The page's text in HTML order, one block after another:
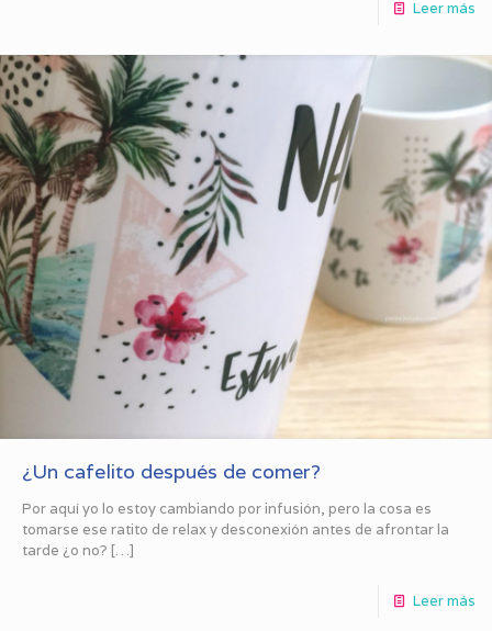
Leer más
¿Un cafelito después de comer?
Por aquí yo lo estoy cambiando por infusión, pero la cosa es
tomarse ese ratito de relax y desconexión antes de afrontar la
tarde ¿o no? […]
Leer más